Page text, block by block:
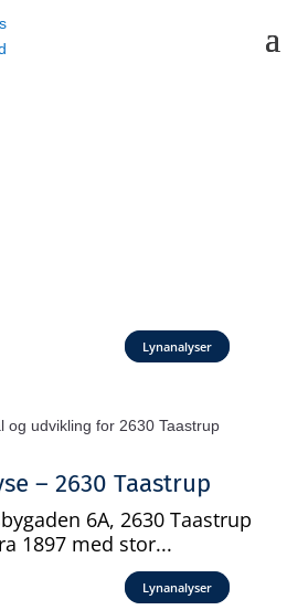
Lynanalyser
– 2630 Taastrup
6A, 2630 Taastrup
1897 med stor...
Lynanalyser